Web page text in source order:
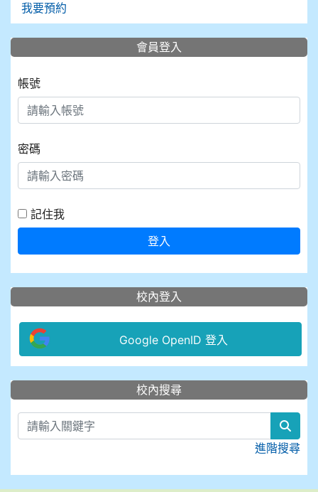
我要預約
會員登入
帳號
密碼
記住我
登入
校內登入
Google OpenID 登入
::: 校內搜尋
進階搜尋